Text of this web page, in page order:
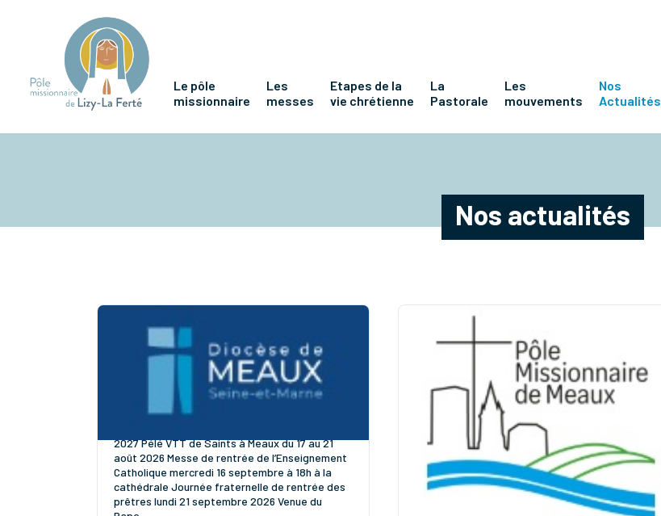
Le pôle
missionnaire
Les
messes
Etapes de la
vie chrétienne
La
Pastorale
Les
mouvements
Nos
Actualités
Nos actualités
2027 Pélé VTT de Saints à Meaux du 17 au 21
août 2026 Messe de rentrée de l’Enseignement
Catholique mercredi 16 septembre à 18h à la
cathédrale Journée fraternelle de rentrée des
prêtres lundi 21 septembre 2026 Venue du
Réorganisation du pôle
missionnaire de Meaux : à
compter du 1er sept 26, Pierre-
" Publication du PMM sur sa page Facebook "